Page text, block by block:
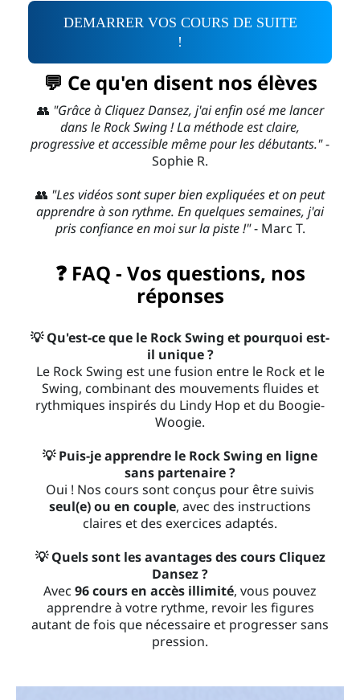
DEMARRER VOS COURS DE SUITE
!
💬 Ce qu'en disent nos élèves
👥 "Grâce à Cliquez Dansez, j'ai enfin osé me lancer
dans le Rock Swing ! La méthode est claire,
progressive et accessible même pour les débutants."-
Sophie R.
👥 "Les vidéos sont super bien expliquées et on peut
apprendre à son rythme. En quelques semaines, j'ai
pris confiance en moi sur la piste !"- Marc T.
❓ FAQ - Vos questions, nos
réponses
💡 Qu'est-ce que le Rock Swing et pourquoi est-
il unique ?
Le Rock Swing est une fusion entre le Rock et le
Swing, combinant des mouvements fluides et
rythmiques inspirés du Lindy Hop et du Boogie-
Woogie.
💡 Puis-je apprendre le Rock Swing en ligne
sans partenaire ?
Oui ! Nos cours sont conçus pour être suivis
seul(e) ou en couple, avec des instructions
claires et des exercices adaptés.
💡 Quels sont les avantages des cours Cliquez
Dansez ?
Avec 96 cours en accès illimité, vous pouvez
apprendre à votre rythme, revoir les figures
autant de fois que nécessaire et progresser sans
pression.